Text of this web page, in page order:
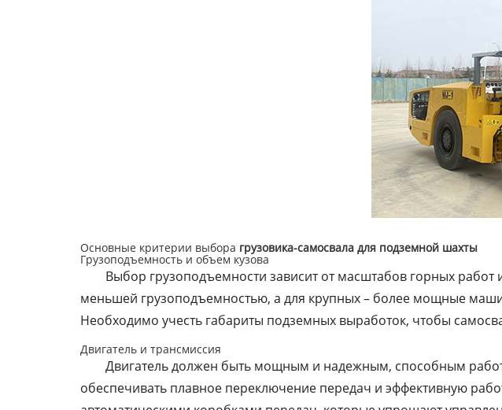
Основные критерии выбора грузовика-самосвала для подземной шахты
Грузоподъемность и объем кузова
Выбор грузоподъемности зависит от масштабов горных
меньшей грузоподъемностью, а для крупных – более мощные
Необходимо учесть габариты подземных выработок, чтобы
Двигатель и трансмиссия
Двигатель должен быть мощным и надежным, способным
обеспечивать плавное переключение передач и эффективную